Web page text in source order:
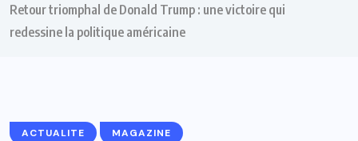
Retour triomphal de Donald Trump : une victoire qui
redessine la politique américaine
ACTUALITE MAGAZINE